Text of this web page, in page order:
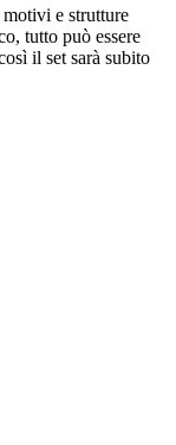
e strutture
tutto può essere
il set sarà subito